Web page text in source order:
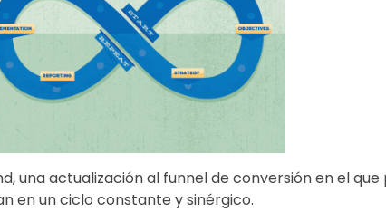
una actualización al funnel de conversión en el
en un ciclo constante y sinérgico.